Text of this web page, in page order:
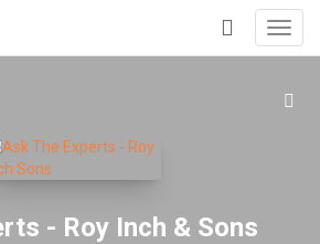
+
- Roy Inch & Sons